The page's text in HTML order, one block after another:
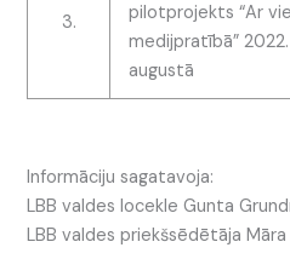
3.
pilotprojekts “Ar
medijpratībā”
augustā
Informāciju sagatavoja:
LBB valdes locekle Gunta
LBB valdes priekšsēdētāja